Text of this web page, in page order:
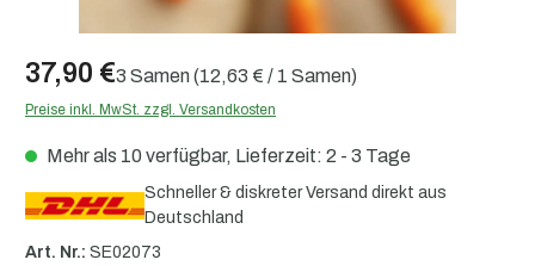
37,90 €3 Samen(12,63 € / 1 Samen)
Preise inkl. MwSt. zzgl. Versandkosten
Mehr als 10 verfügbar, Lieferzeit: 2 - 3 Tage
Schneller & diskreter Versand direkt aus
Deutschland
Art. Nr.: SE02073